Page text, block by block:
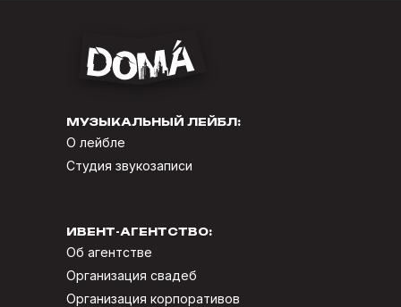
ИВЕНТ-АГЕНТСТВО:
Об агентстве
Организация свадеб
Организация корпоративов
МУЗЫКАЛЬНЫЙ ЛЕЙБЛ:
О лейбле
Студия звукозаписи